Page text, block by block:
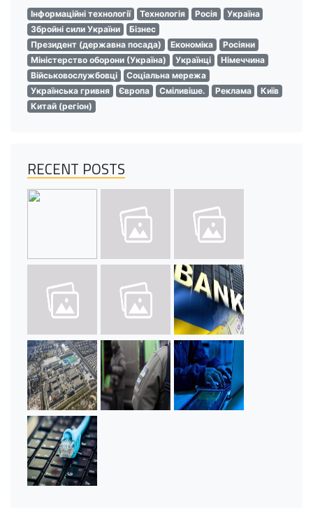
Інформаційні технології Технологія Росія
Україна
Збройні сили України
Бізнес
Президент (державна посада)
Економіка
Росіяни
Міністерство оборони (Україна)
Українці
Німеччина
Військовослужбовці
Соціальна мережа
Українська гривня
Європа Сміливіше. Реклама
Київ
Китай (регіон)
RECENT POSTS